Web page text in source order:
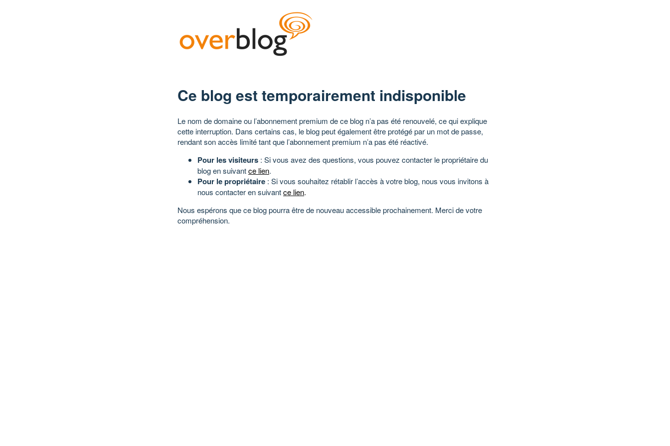
Ce blog est temporairement indisponible
Le nom de domaine ou l’abonnement premium de ce blog n’a pas été renouvelé, ce qui explique
cette interruption. Dans certains cas, le blog peut également être protégé par un mot de passe,
rendant son accès limité tant que l’abonnement premium n’a pas été réactivé.
Pour les visiteurs : Si vous avez des questions, vous pouvez contacter le propriétaire du
blog en suivantce lien.
Pour le propriétaire : Si vous souhaitez rétablir l’accès à votre blog, nous vous invitons à
nous contacter en suivantce lien.
Nous espérons que ce blog pourra être de nouveau accessible prochainement. Merci de votre
compréhension.